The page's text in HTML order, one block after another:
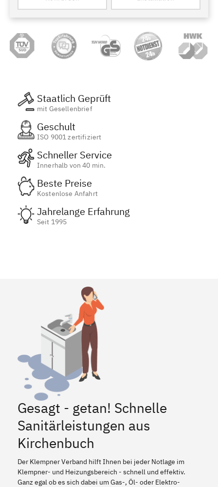
Staatlich Geprüft
mit Gesellenbrief
Geschult
ISO 9001 zertifiziert
Schneller Service
Innerhalb von 40 min.
Beste Preise
Kostenlose Anfahrt
Jahrelange Erfahrung
Seit 1995
Gesagt - getan! Schnelle
Sanitärleistungen aus
Kirchenbuch
Der Klempner Verband hilft Ihnen bei jeder Notlage im
Klempner- und Heizungsbereich - schnell und effektiv.
Ganz egal ob es sich dabei um Gas-, Öl- oder Elektro-